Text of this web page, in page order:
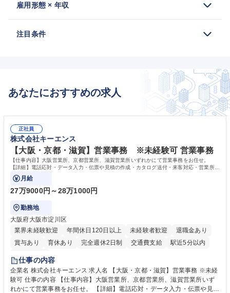
雇用形態 × 年収
注目条件
あなたにおすすめの求人
正社員
株式会社キーエンス
【大阪・京都・滋賀】営業事務 ※未経験可 営業事務
【仕事内容】大阪営業所、京都営業所、滋賀営業所いずれかにて営業事務をお任せ。
【詳細】電話応対・データ入力・伝票や見積の作成・カタログ送付・来客対応・営業所内
で発生する事務業務や業務改善をお任せ。
月給
27万9000円～28万1000円
勤務地
大阪府大阪市淀川区
業界未経験歓迎
年間休日120日以上 未経験者歓迎
退職金あり
賞与あり
育休あり 完全週休2日制 交通費支給
駅近5分以内
土日祝休み
仕事の内容
企業名 株式会社キーエンス 求人名 【大阪・京都・滋賀】営業事務 ※未経
験可 仕事の内容 【仕事内容】大阪営業所、京都営業所、滋賀営業所いず
れかにて営業事務をお任せ。 【詳細】電話応対・データ入力・伝票や見積